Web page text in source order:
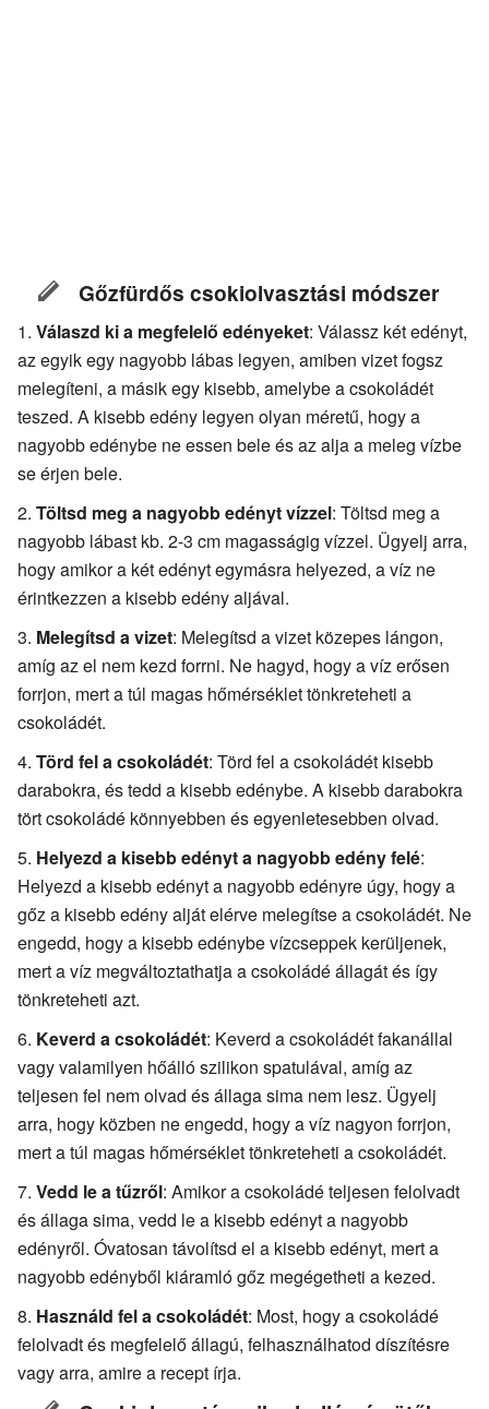
Gőzfürdős csokiolvasztási módszer
Válaszd ki a megfelelő edényeket: Válassz két edényt,
az egyik egy nagyobb lábas legyen, amiben vizet fogsz
melegíteni, a másik egy kisebb, amelybe a csokoládét
teszed. A kisebb edény legyen olyan méretű, hogy a
nagyobb edénybe ne essen bele és az alja a meleg vízbe
se érjen bele.
Töltsd meg a nagyobb edényt vízzel: Töltsd meg a
nagyobb lábast kb. 2-3 cm magasságig vízzel. Ügyelj arra,
hogy amikor a két edényt egymásra helyezed, a víz ne
érintkezzen a kisebb edény aljával.
Melegítsd a vizet: Melegítsd a vizet közepes lángon,
amíg az el nem kezd forrni. Ne hagyd, hogy a víz erősen
forrjon, mert a túl magas hőmérséklet tönkreteheti a
csokoládét.
Törd fel a csokoládét: Törd fel a csokoládét kisebb
darabokra, és tedd a kisebb edénybe. A kisebb darabokra
tört csokoládé könnyebben és egyenletesebben olvad.
Helyezd a kisebb edényt a nagyobb edény felé:
Helyezd a kisebb edényt a nagyobb edényre úgy, hogy a
gőz a kisebb edény alját elérve melegítse a csokoládét. Ne
engedd, hogy a kisebb edénybe vízcseppek kerüljenek,
mert a víz megváltoztathatja a csokoládé állagát és így
tönkreteheti azt.
Keverd a csokoládét: Keverd a csokoládét fakanállal
vagy valamilyen hőálló szilikon spatulával, amíg az
teljesen fel nem olvad és állaga sima nem lesz. Ügyelj
arra, hogy közben ne engedd, hogy a víz nagyon forrjon,
mert a túl magas hőmérséklet tönkreteheti a csokoládét.
Vedd le a tűzről: Amikor a csokoládé teljesen felolvadt
és állaga sima, vedd le a kisebb edényt a nagyobb
edényről. Óvatosan távolítsd el a kisebb edényt, mert a
nagyobb edényből kiáramló gőz megégetheti a kezed.
Használd fel a csokoládét: Most, hogy a csokoládé
felolvadt és megfelelő állagú, felhasználhatod díszítésre
vagy arra, amire a recept írja.